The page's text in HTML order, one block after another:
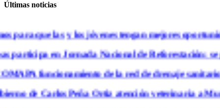
Últimas noticias
para que las y los jóvenes tengan mejores
participa en Jornada Nacional de Reforestación; se
funcionamiento de la red de drenaje sanitario
de Carlos Peña Ortiz atención veterinaria a